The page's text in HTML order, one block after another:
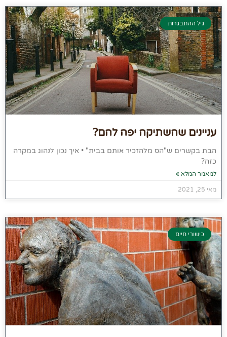
גיל ההתבגרות
עניינים שהשתיקה יפה להם?
הבת בקשרים ש"הס מלהזכיר אותם בבית" • איך נכון לנהוג במקרה
כזה?
למאמר המלא »
מאי 25, 2021
כישורי חיים